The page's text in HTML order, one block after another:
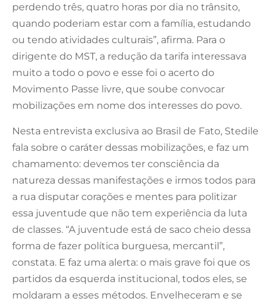
perdendo três, quatro horas por dia no trânsito,
quando poderiam estar com a família, estudando
ou tendo atividades culturais”, afirma. Para o
dirigente do MST, a redução da tarifa interessava
muito a todo o povo e esse foi o acerto do
Movimento Passe livre, que soube convocar
mobilizações em nome dos interesses do povo.
Nesta entrevista exclusiva ao Brasil de Fato, Stedile
fala sobre o caráter dessas mobilizações, e faz um
chamamento: devemos ter consciência da
natureza dessas manifestações e irmos todos para
a rua disputar corações e mentes para politizar
essa juventude que não tem experiência da luta
de classes. “A juventude está de saco cheio dessa
forma de fazer política burguesa, mercantil”,
constata. E faz uma alerta: o mais grave foi que os
partidos da esquerda institucional, todos eles, se
moldaram a esses métodos. Envelheceram e se